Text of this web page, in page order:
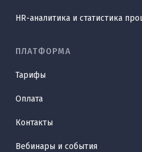
HR-аналитика и статистика
ПЛАТФОРМА
Тарифы
Оплата
Контакты
Вебинары и события